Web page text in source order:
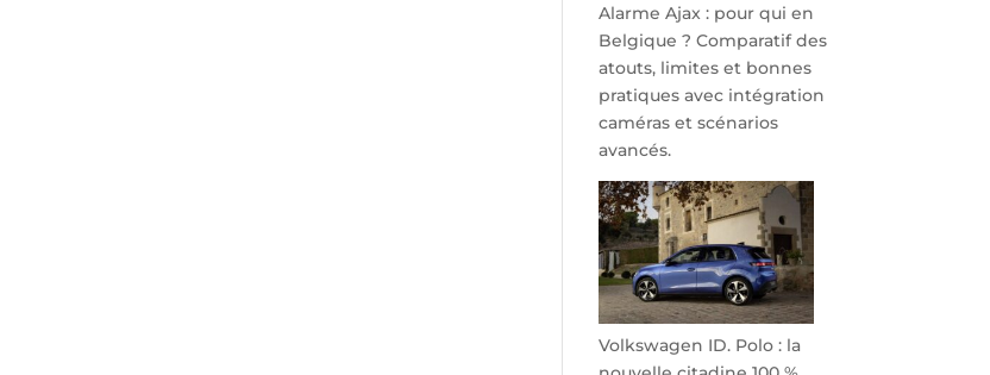
parking
sécurisé
à
l’aéroport
Alarme Ajax : pour qui en
Belgique ? Comparatif des
atouts, limites et bonnes
pratiques avec intégration
caméras et scénarios
avancés.
Volkswagen ID. Polo : la